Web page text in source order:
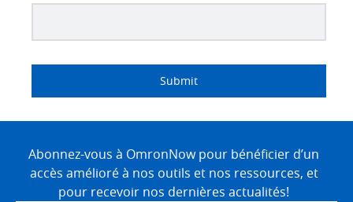
Submit
FooterAbonnez-vous à OmronNow pour bénéficier d’un
accès amélioré à nos outils et nos ressources, et
pour recevoir nos dernières actualités!